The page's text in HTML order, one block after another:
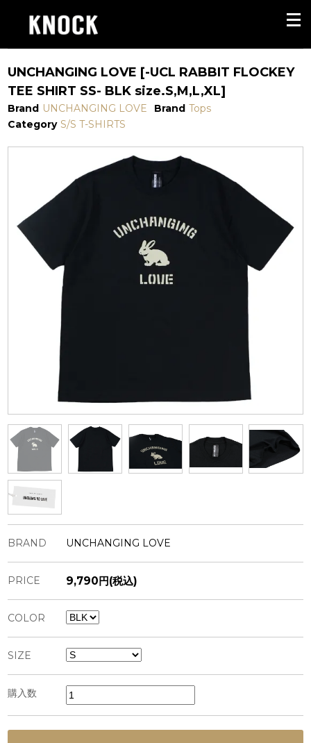
UNCHANGING LOVE [-UCL RABBIT FLOCKEY
TEE SHIRT SS- BLK size.S,M,L,XL]
Brand UNCHANGING LOVE Brand Tops
Category S/S T-SHIRTS
BRAND UNCHANGING LOVE
PRICE 9,790円(税込)
COLOR
SIZE
購入数